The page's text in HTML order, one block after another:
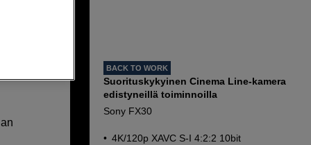
BACK TO WORK
Suorituskykyinen Cinema Line-kamera
edistyneillä toiminnoilla
Sony FX30
4K/120p XAVC S-I 4:2:2 10bit